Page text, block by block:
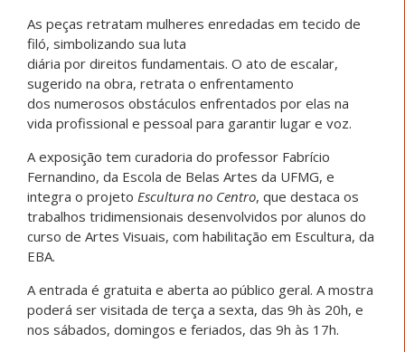
As peças retratam mulheres enredadas em tecido de
filó, simbolizando sua luta
diária por direitos fundamentais. O ato de escalar,
sugerido na obra, retrata o enfrentamento
dos numerosos obstáculos enfrentados por elas na
vida profissional e pessoal para garantir lugar e voz.
A exposição tem curadoria do professor Fabrício
Fernandino, da Escola de Belas Artes da UFMG, e
integra o projeto Escultura no Centro, que destaca os
trabalhos tridimensionais desenvolvidos por alunos do
curso de Artes Visuais, com habilitação em Escultura, da
EBA.
A entrada é gratuita e aberta ao público geral. A mostra
poderá ser visitada de terça a sexta, das 9h às 20h, e
nos sábados, domingos e feriados, das 9h às 17h.